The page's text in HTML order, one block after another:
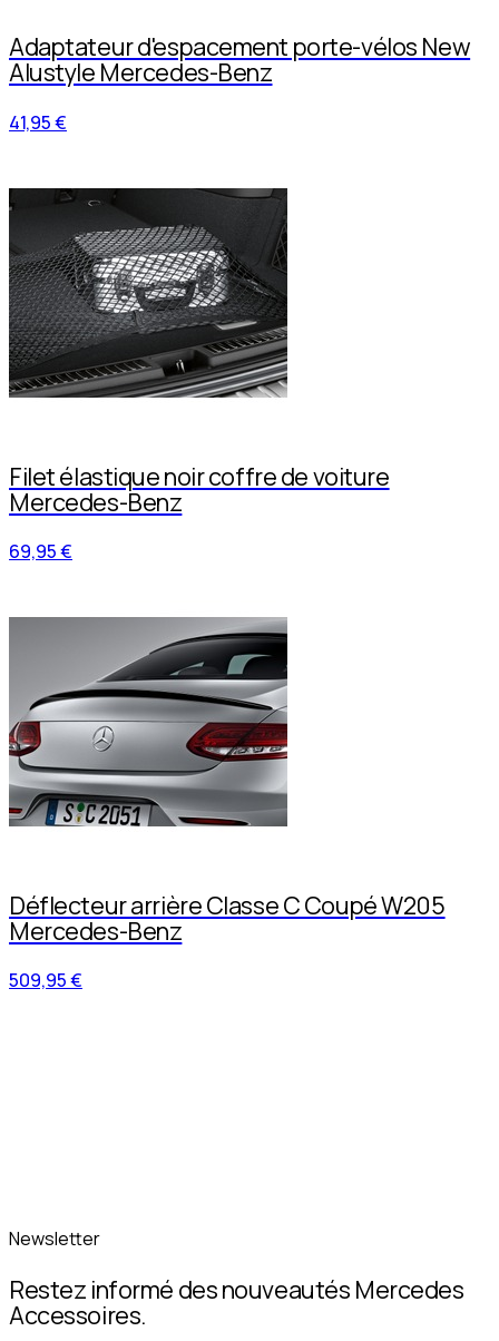
Adaptateur d'espacement porte-vélos New
Alustyle Mercedes-Benz
41,95 €
Filet élastique noir coffre de voiture
Mercedes-Benz
69,95 €
Déflecteur arrière Classe C Coupé W205
Mercedes-Benz
509,95 €
Newsletter
Restez informé des nouveautés Mercedes
Accessoires.